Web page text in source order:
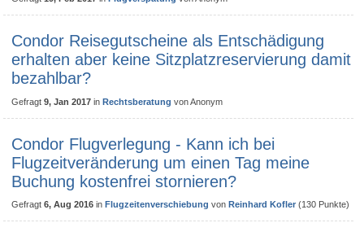
Condor Reisegutscheine als Entschädigung
erhalten aber keine Sitzplatzreservierung damit
bezahlbar?
Gefragt 9, Jan 2017 inRechtsberatung vonAnonym
Condor Flugverlegung - Kann ich bei
Flugzeitveränderung um einen Tag meine
Buchung kostenfrei stornieren?
Gefragt 6, Aug 2016 inFlugzeitenverschiebung vonReinhard Kofler (130 Punkte)